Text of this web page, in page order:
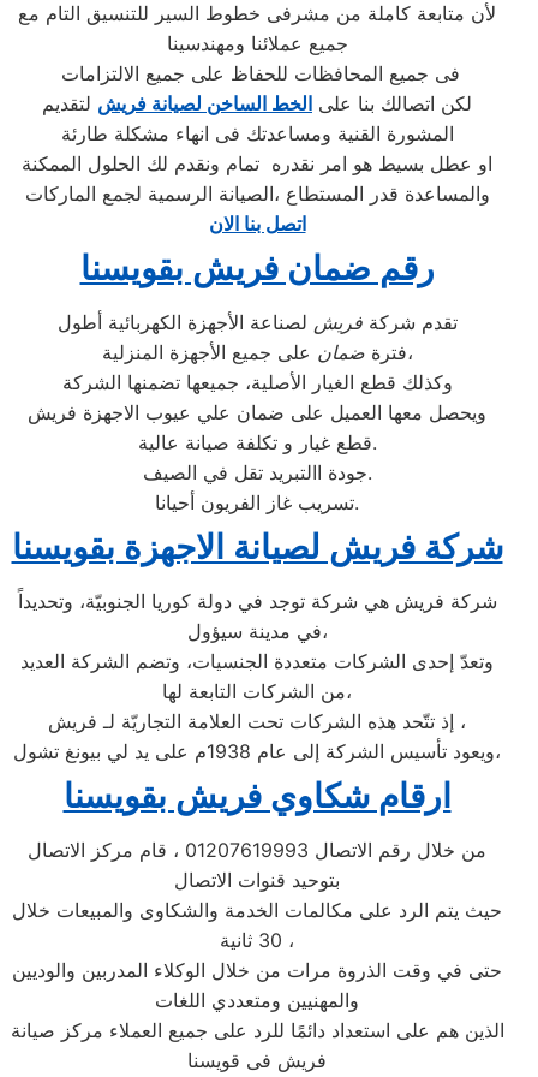
لأن متابعة كاملة من مشرفى خطوط السير للتنسيق التام مع
جميع عملائنا ومهندسينا
فى جميع المحافظات للحفاظ على جميع الالتزامات
لكن اتصالك بنا على الخط الساخن لصيانة فريش لتقديم
المشورة القنية ومساعدتك فى انهاء مشكلة طارئة
او عطل بسيط هو امر نقدره تمام ونقدم لك الحلول الممكنة
والمساعدة قدر المستطاع ،الصيانة الرسمية لجمع الماركات
اتصل بنا الان
رقم ضمان فريش بقويسنا
تقدم شركةفريش لصناعة الأجهزة الكهربائية أطول
فترةضمان
على جميع الأجهزة المنزلية،
وكذلك قطع الغيار الأصلية، جميعها تضمنها الشركة
ويحصل معها العميل على ضمان علي عيوب الاجهزة فريش
قطع غيار و تكلفة صيانة عالية.
جودة االتبريد تقل في الصيف.
تسريب غاز الفريون أحيانا.
شركة فريش لصيانة الاجهزة بقويسنا
شركة فريش هي شركة توجد في دولة كوريا الجنوبيّة، وتحديداً
في مدينة سيؤول،
وتعدّ إحدى الشركات متعددة الجنسيات، وتضم الشركة العديد
من الشركات التابعة لها،
إذ تتّحد هذه الشركات تحت العلامة التجاريّة لـ فريش ،
ويعود تأسيس الشركة إلى عام 1938م على يد لي بيونغ تشول،
ارقام شكاوي فريش بقويسنا
من خلال رقم الاتصال 01207619993 ، قام مركز الاتصال
بتوحيد قنوات الاتصال
حيث يتم الرد على مكالمات الخدمة والشكاوى والمبيعات خلال
30 ثانية ،
حتى في وقت الذروة مرات من خلال الوكلاء المدربين والوديين
والمهنيين ومتعددي اللغات
الذين هم على استعداد دائمًا للرد على جميع العملاء مركز صيانة
فريش فى قويسنا